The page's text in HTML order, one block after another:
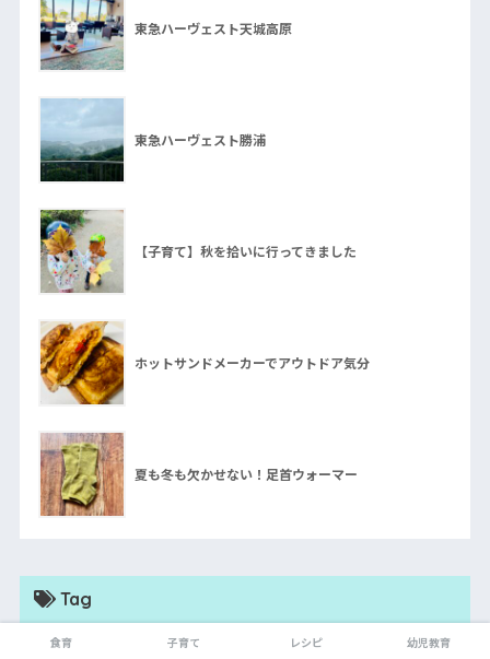
東急ハーヴェスト天城高原
東急ハーヴェスト勝浦
【子育て】秋を拾いに行ってきました
ホットサンドメーカーでアウトドア気分
夏も冬も欠かせない！足首ウォーマー
Tag
DIY(2) (1) (1) エコ
食育 子育て レシピ 幼児教育